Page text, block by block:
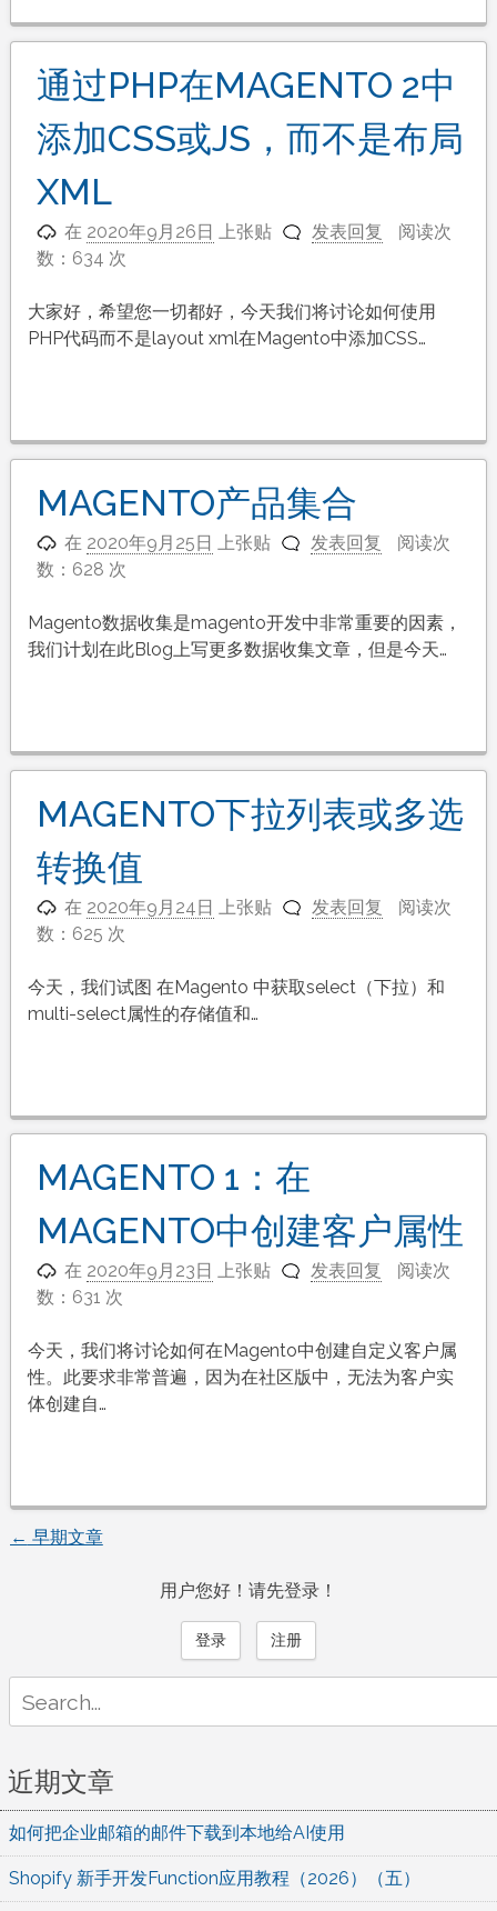
通过PHP在MAGENTO 2中
添加CSS或JS，而不是布局
XML
在 2020年9月26日 上张贴 发表回复
阅读次
数：634 次
大家好，希望您一切都好，今天我们将讨论如何使用
PHP代码而不是layout xml在Magento中添加CSS…
MAGENTO产品集合
在 2020年9月25日 上张贴 发表回复
阅读次
数：628 次
Magento数据收集是magento开发中非常重要的因素，
我们计划在此Blog上写更多数据收集文章，但是今天…
MAGENTO下拉列表或多选
转换值
在 2020年9月24日 上张贴 发表回复
阅读次
数：625 次
今天，我们试图 在Magento 中获取select（下拉）和
multi-select属性的存储值和…
MAGENTO 1：在
MAGENTO中创建客户属性
在 2020年9月23日 上张贴 发表回复
阅读次
数：631 次
今天，我们将讨论如何在Magento中创建自定义客户属
性。此要求非常普遍，因为在社区版中，无法为客户实
体创建自…
文
航
← 早期文章
用户您好！请先登录！
登录 注册
for:
近期文章
如何把企业邮箱的邮件下载到本地给AI使用
Shopify 新手开发Function应用教程（2026）（五）